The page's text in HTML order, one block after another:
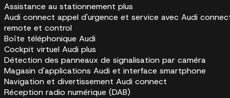
Assistance au stationnement plus
Audi connect appel d'urgence et service avec Audi
remote et control
Boîte téléphonique Audi
Cockpit virtuel Audi plus
Détection des panneaux de signalisation par caméra
Magasin d'applications Audi et interface smartphone
Navigation et divertissement Audi connect
Réception radio numérique (DAB)